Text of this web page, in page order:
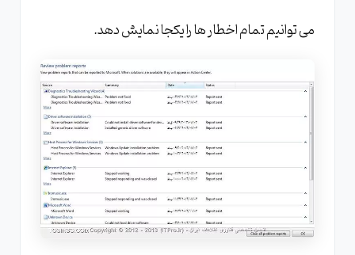
می توانیم تمام اخطار ها را یکجا نمایش دهد.